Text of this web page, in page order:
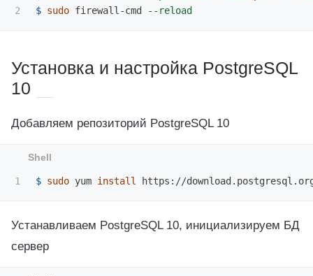
$ sudo firewall-cmd --reload
Установка и настройка PostgreSQL
10
Добавляем репозиторий PostgreSQL 10
$ sudo yum install
Устанавливаем PostgreSQL 10, инициализируем БД
сервер